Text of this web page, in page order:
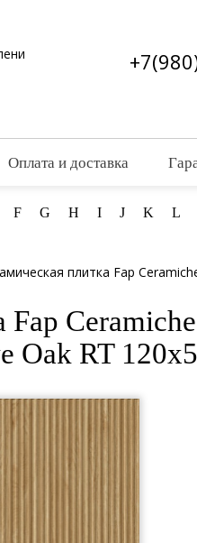
Оплата и доставка
F G H I J K L
плитка Fap
Fap
Oak RT